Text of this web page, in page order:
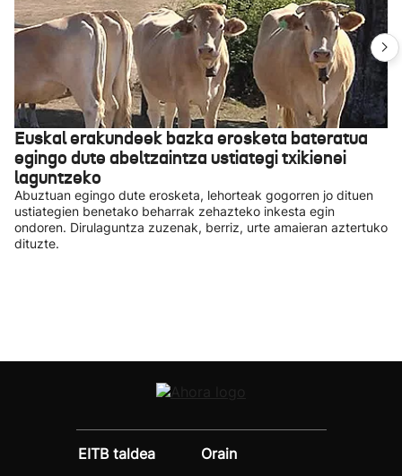
Euskal erakundeek bazka erosketa bateratua
egingo dute abeltzaintza ustiategi txikienei
laguntzeko
Abuztuan egingo dute erosketa, lehorteak gogorren jo dituen
ustiategien benetako beharrak zehazteko inkesta egin
ondoren. Dirulaguntza zuzenak, berriz, urte amaieran aztertuko
dituzte.
EITB taldea
Orain